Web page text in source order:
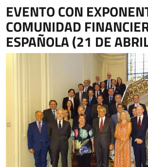
EVENTO CON
COMUNIDAD
ESPAÑOLA (21 DE